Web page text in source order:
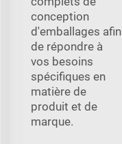
conception
d'emballages afin
de répondre à
vos besoins
spécifiques en
matière de
produit et de
marque.